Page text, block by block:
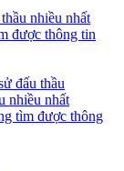
nhiều nhất
được thông tin
đấu thầu
nhiều nhất
tìm được thông